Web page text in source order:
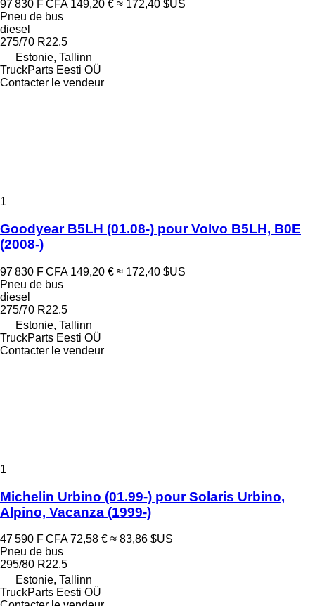
97 830 F CFA 149,20 € ≈ 172,40 $US
Pneu de bus
diesel
275/70 R22.5
Estonie, Tallinn
TruckParts Eesti OÜ
Contacter le vendeur
1
Goodyear B5LH (01.08-) pour Volvo B5LH, B0E
(2008-)
97 830 F CFA 149,20 € ≈ 172,40 $US
Pneu de bus
diesel
275/70 R22.5
Estonie, Tallinn
TruckParts Eesti OÜ
Contacter le vendeur
1
Michelin Urbino (01.99-) pour Solaris Urbino,
Alpino, Vacanza (1999-)
47 590 F CFA 72,58 € ≈ 83,86 $US
Pneu de bus
295/80 R22.5
Estonie, Tallinn
TruckParts Eesti OÜ